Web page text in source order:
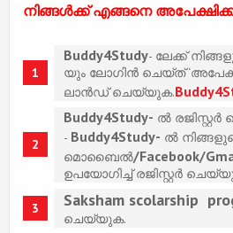
നിങ്ങൾക്ക് എങ്ങനെ
Buddy4Study- ലേക്ക്
യും ലോഗിൻ ചെയ്ത്
ലാൻഡ് ചെയ്യുക.
Buddy4Study- ൽ രജിസ്റ്റർ
- Buddy4Study- ൽ
മൊബൈൽ/Facebook/
ഉപയോഗിച്ച് രജിസ്റ്റർ
Saksham scolarship
ചെയ്യുക.